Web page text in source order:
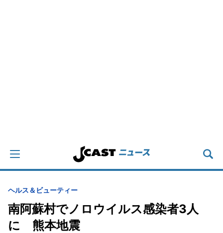
ヘルス＆ビューティー
南阿蘇村でノロウイルス感染者3人
に 熊本地震